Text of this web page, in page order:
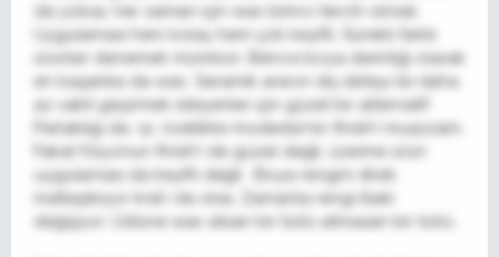
da yoksa, her zaman için wax birinci tercih olmalı.
Uygulaması hem kolay hem çok keyifli. Sürekli farklı
ürünler denemek mümkün. Bence boya derinliği olarak
en başarılısı da wax. Seramik aracın dış detayı ile daha
az vakit geçirmek isteyenler için güzel bir alternatif.
Parlaklığı da iyi, özellikle modesta'nın finish'i muazzam.
Fakat folyonun finish'i de güzel değil, üzerine ürün
uygulaması da keyifli değil. Boya rengini direk
matlaştırıyor kral'ı da olsa. Zamanla rengi illaki
değişiyor. Üstüne wax atsan bir türlü atmasan bir türlü.